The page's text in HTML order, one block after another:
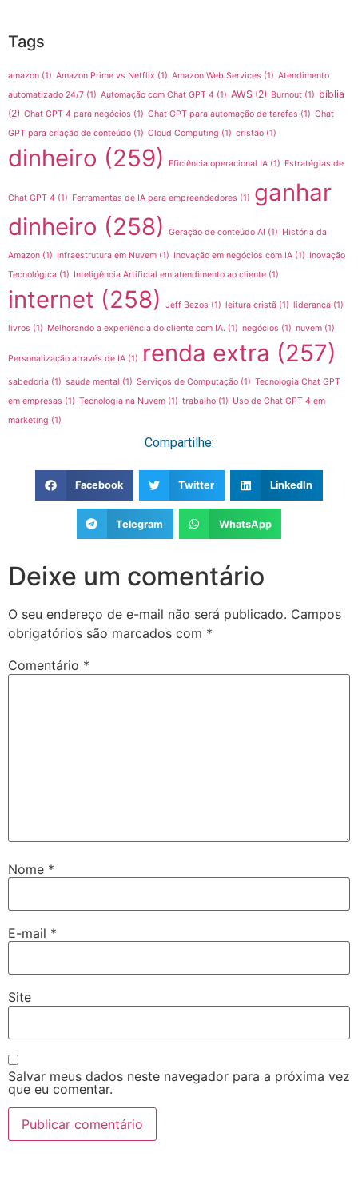
Tags
amazon (1) Amazon Prime vs Netflix (1) Amazon Web Services (1) Atendimento
automatizado 24/7 (1) Automação com Chat GPT 4 (1) AWS (2) Burnout (1) bíblia
(2) Chat GPT 4 para negócios (1) Chat GPT para automação de tarefas (1) Chat
GPT para criação de conteúdo (1) Cloud Computing (1) cristão (1)
dinheiro (259) Eficiência operacional IA (1) Estratégias de
Chat GPT 4 (1) Ferramentas de IA para empreendedores (1) ganhar
dinheiro (258) Geração de conteúdo AI (1) História da
Amazon (1) Infraestrutura em Nuvem (1) Inovação em negócios com IA (1) Inovação
Tecnológica (1) Inteligência Artificial em atendimento ao cliente (1)
internet (258) Jeff Bezos (1) leitura cristã (1) liderança (1)
livros (1) Melhorando a experiência do cliente com IA. (1) negócios (1) nuvem (1)
Personalização através de IA (1) renda extra (257)
sabedoria (1) saúde mental (1) Serviços de Computação (1) Tecnologia Chat GPT
em empresas (1) Tecnologia na Nuvem (1) trabalho (1) Uso de Chat GPT 4 em
marketing (1)
Compartilhe:
Facebook Twitter LinkedIn
Telegram WhatsApp
Deixe um comentário
O seu endereço de e-mail não será publicado. Campos
obrigatórios são marcados com *
Comentário *
Nome *
E-mail *
Site
Salvar meus dados neste navegador para a próxima vez
que eu comentar.